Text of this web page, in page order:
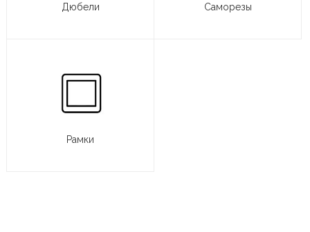
Дюбели Саморезы
Рамки